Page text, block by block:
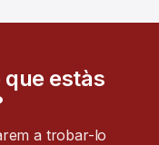
que estàs
a trobar-lo